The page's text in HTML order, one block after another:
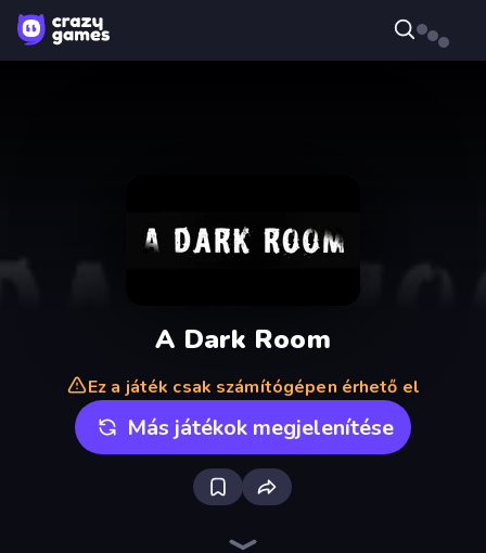
A Dark Room
Ez a játék csak számítógépen érhető el
Más játékok megjelenítése